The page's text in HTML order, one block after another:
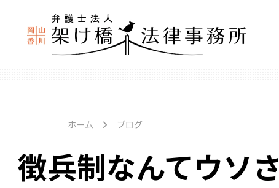
ホーム ブログ
徴兵制なんてウソさ